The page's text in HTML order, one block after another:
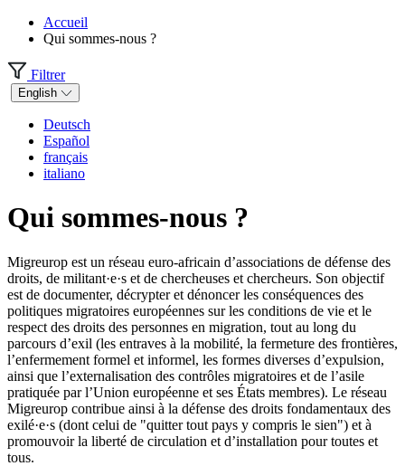
Accueil
Qui sommes-nous ?
Filtrer
English
Deutsch
Español
français
italiano
Qui sommes-nous ?
Migreurop est un réseau euro-africain d’associations de défense des
droits, de militant·e·s et de chercheuses et chercheurs. Son objectif
est de documenter, décrypter et dénoncer les conséquences des
politiques migratoires européennes sur les conditions de vie et le
respect des droits des personnes en migration, tout au long du
parcours d’exil (les entraves à la mobilité, la fermeture des frontières,
l’enfermement formel et informel, les formes diverses d’expulsion,
ainsi que l’externalisation des contrôles migratoires et de l’asile
pratiquée par l’Union européenne et ses États membres). Le réseau
Migreurop contribue ainsi à la défense des droits fondamentaux des
exilé·e·s (dont celui de "quitter tout pays y compris le sien") et à
promouvoir la liberté de circulation et d’installation pour toutes et
tous.